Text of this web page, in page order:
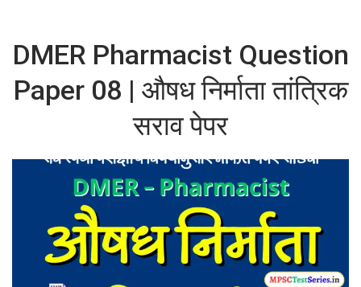
DMER Pharmacist Question
Paper 08 | औषध निर्माता तांत्रिक
सराव पेपर